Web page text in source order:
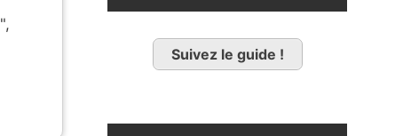
",
Suivez le guide !